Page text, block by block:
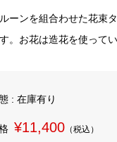
ーンを組合わせた花束
。お花は造花を使ってい
: 在庫有り
¥11,400（税込）